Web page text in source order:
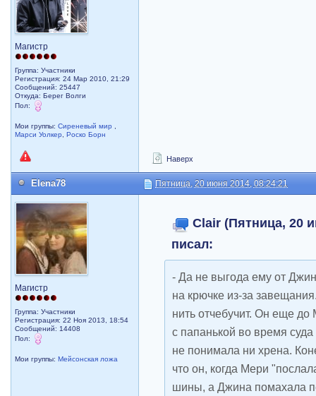
Магистр
Группа: Участники
Регистрация: 24 Мар 2010, 21:29
Сообщений: 25447
Откуда: Берег Волги
Пол:
Мои группы:Сиреневый мир
Марси Уолкер
,Роско Борн
Наверх
Elena78 Пятница, 20 июня 2014, 08:24:21
Магистр
Группа: Участники
Регистрация: 22 Ноя 2013, 18:54
Сообщений: 14408
Пол:
Мои группы:Мейсонская ложа
Clair (Пятница, 20
писал:
- Да не выгода ему от
на крючке из-за
нить отчебучит. Он еще
с папанькой во время
не понимала ни хрена.
что он, когда Мери
шины, а Джина помахала